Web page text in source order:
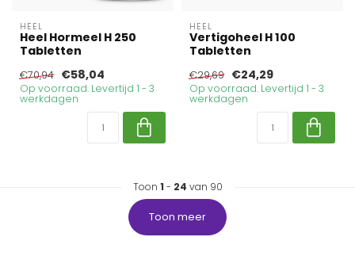
HEEL
Heel Hormeel H 250
Tabletten
€70,94 €58,04
Op voorraad. Levertijd 1 - 3
werkdagen
HEEL
Vertigoheel H 100
Tabletten
€29,69 €24,29
Op voorraad. Levertijd 1 - 3
werkdagen
Toon 1 - 24 van 90
Toon meer